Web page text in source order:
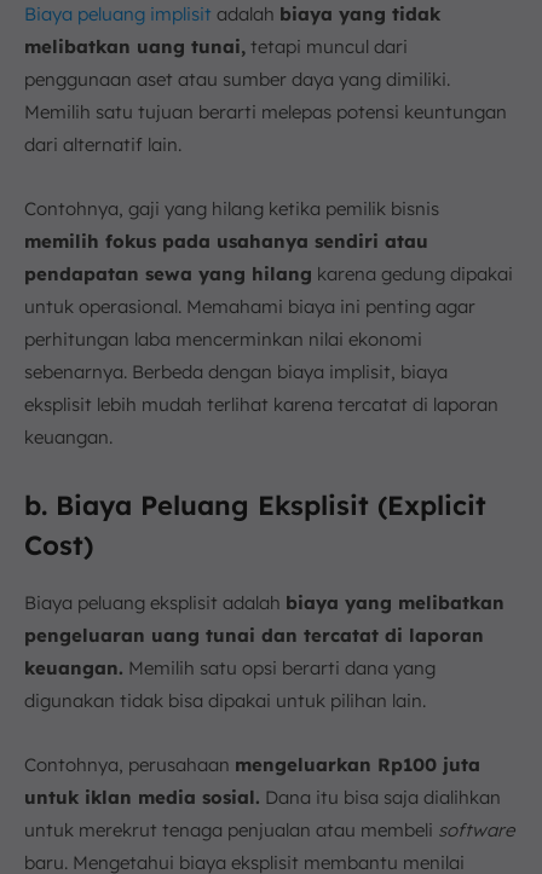
Biaya peluang implisit adalah biaya yang tidak
melibatkan uang tunai, tetapi muncul dari
penggunaan aset atau sumber daya yang dimiliki.
Memilih satu tujuan berarti melepas potensi keuntungan
dari alternatif lain.
Contohnya, gaji yang hilang ketika pemilik bisnis
memilih fokus pada usahanya sendiri atau
pendapatan sewa yang hilang karena gedung dipakai
untuk operasional. Memahami biaya ini penting agar
perhitungan laba mencerminkan nilai ekonomi
sebenarnya. Berbeda dengan biaya implisit, biaya
eksplisit lebih mudah terlihat karena tercatat di laporan
keuangan.
b. Biaya Peluang Eksplisit (Explicit
Cost)
Biaya peluang eksplisit adalah biaya yang melibatkan
pengeluaran uang tunai dan tercatat di laporan
keuangan. Memilih satu opsi berarti dana yang
digunakan tidak bisa dipakai untuk pilihan lain.
Contohnya, perusahaan mengeluarkan Rp100 juta
untuk iklan media sosial. Dana itu bisa saja dialihkan
untuk merekrut tenaga penjualan atau membeli software
baru. Mengetahui biaya eksplisit membantu menilai